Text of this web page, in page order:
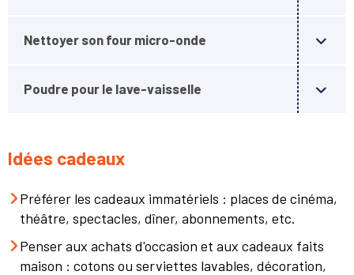
Nettoyer son four micro-onde
Poudre pour le lave-vaisselle
Idées cadeaux
Préférer les cadeaux immatériels : places de cinéma,
théâtre, spectacles, dîner, abonnements, etc.
Penser aux achats d'occasion et aux cadeaux faits
maison : cotons ou serviettes lavables, décoration,